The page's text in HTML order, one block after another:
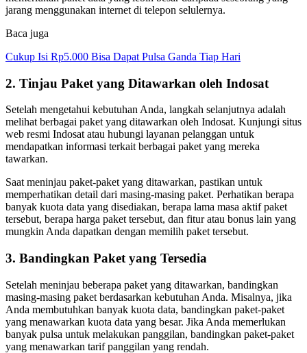
jarang menggunakan internet di telepon selulernya.
Baca juga
Cukup Isi Rp5.000 Bisa Dapat Pulsa Ganda Tiap Hari
2. Tinjau Paket yang Ditawarkan oleh Indosat
Setelah mengetahui kebutuhan Anda, langkah selanjutnya adalah
melihat berbagai paket yang ditawarkan oleh Indosat. Kunjungi situs
web resmi Indosat atau hubungi layanan pelanggan untuk
mendapatkan informasi terkait berbagai paket yang mereka
tawarkan.
Saat meninjau paket-paket yang ditawarkan, pastikan untuk
memperhatikan detail dari masing-masing paket. Perhatikan berapa
banyak kuota data yang disediakan, berapa lama masa aktif paket
tersebut, berapa harga paket tersebut, dan fitur atau bonus lain yang
mungkin Anda dapatkan dengan memilih paket tersebut.
3. Bandingkan Paket yang Tersedia
Setelah meninjau beberapa paket yang ditawarkan, bandingkan
masing-masing paket berdasarkan kebutuhan Anda. Misalnya, jika
Anda membutuhkan banyak kuota data, bandingkan paket-paket
yang menawarkan kuota data yang besar. Jika Anda memerlukan
banyak pulsa untuk melakukan panggilan, bandingkan paket-paket
yang menawarkan tarif panggilan yang rendah.